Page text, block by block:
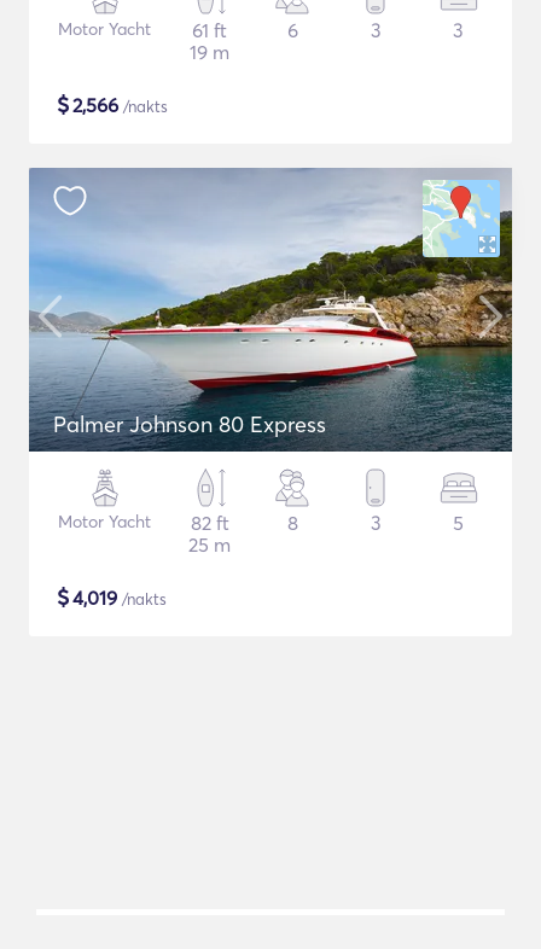
Motor Yacht
61 ft
19 m
6 3 3
$2,566 /nakts
Palmer Johnson 80 Express
Motor Yacht
82 ft
25 m
8 3 5
$4,019 /nakts